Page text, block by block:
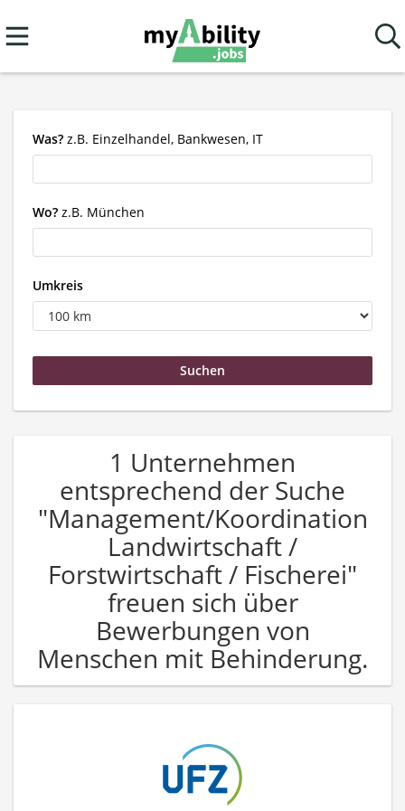
Was? z.B. Einzelhandel, Bankwesen, IT
Wo? z.B. München
Umkreis
1 Unternehmen
entsprechend der Suche
"Management/Koordination
Landwirtschaft /
Forstwirtschaft / Fischerei"
freuen sich über
Bewerbungen von
Menschen mit Behinderung.